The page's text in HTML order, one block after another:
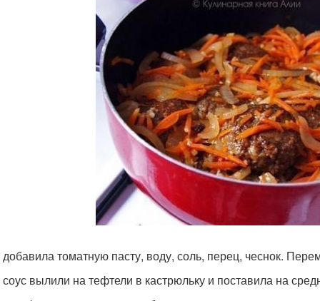
томатную пасту, воду, соль, перец, чеснок.
вылили на тефтели в кастрюльку и поставила на